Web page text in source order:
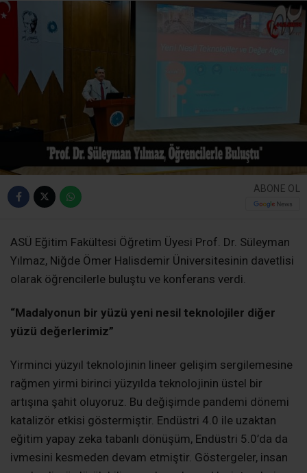
ABONE OL
ASÜ Eğitim Fakültesi Öğretim Üyesi Prof. Dr. Süleyman
Yılmaz, Niğde Ömer Halisdemir Üniversitesinin davetlisi
olarak öğrencilerle buluştu ve konferans verdi.
“Madalyonun bir yüzü yeni nesil teknolojiler diğer
yüzü değerlerimiz”
Yirminci yüzyıl teknolojinin lineer gelişim sergilemesine
rağmen yirmi birinci yüzyılda teknolojinin üstel bir
artışına şahit oluyoruz. Bu değişimde pandemi dönemi
katalizör etkisi göstermiştir. Endüstri 4.0 ile uzaktan
eğitim yapay zeka tabanlı dönüşüm, Endüstri 5.0’da da
ivmesini kesmeden devam etmiştir. Göstergeler, insan